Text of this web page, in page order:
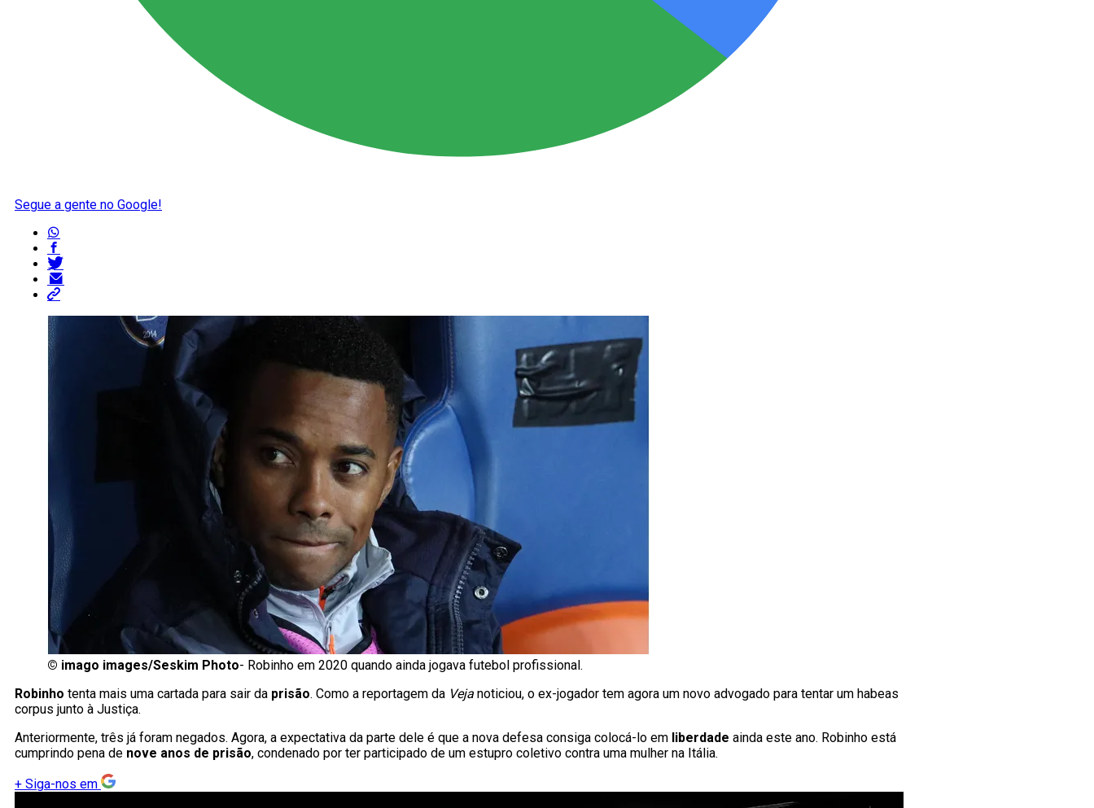
Segue a gente no Google!
© imago images/Seskim Photo- Robinho em 2020 quando ainda jogava futebol profissional.
Robinho tenta mais uma cartada para sair da prisão. Como a reportagem da Veja noticiou, o ex-jogador tem agora um novo advogado para tentar um habeas
corpus junto à Justiça.
Anteriormente, três já foram negados. Agora, a expectativa da parte dele é que a nova defesa consiga colocá-lo em liberdade ainda este ano. Robinho está
cumprindo pena de nove anos de prisão, condenado por ter participado de um estupro coletivo contra uma mulher na Itália.
+ Siga-nos em